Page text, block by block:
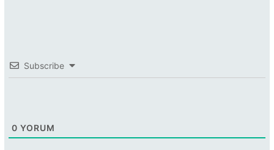
Subscribe
0 YORUM